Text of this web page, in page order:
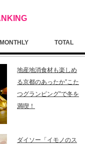
MONTHLY TOTAL
地産地消食材も楽しめ
る京都のあったか”こた
つグランピング”で冬を
満喫！
ダイソー「イモノのス